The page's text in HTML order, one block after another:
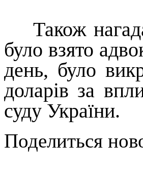
Також
було взято
день, було
доларів за
суду України.
Поделиться